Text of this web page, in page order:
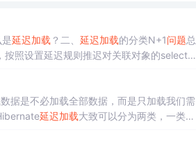
、什么是延迟加载 ？二、 延迟加载的分类N+1问题总
按照设置延迟规则推迟对关联对象的select查
据是不必加载全部数据，而是只加载我们需
延迟加载大致可以分为两类，一类是